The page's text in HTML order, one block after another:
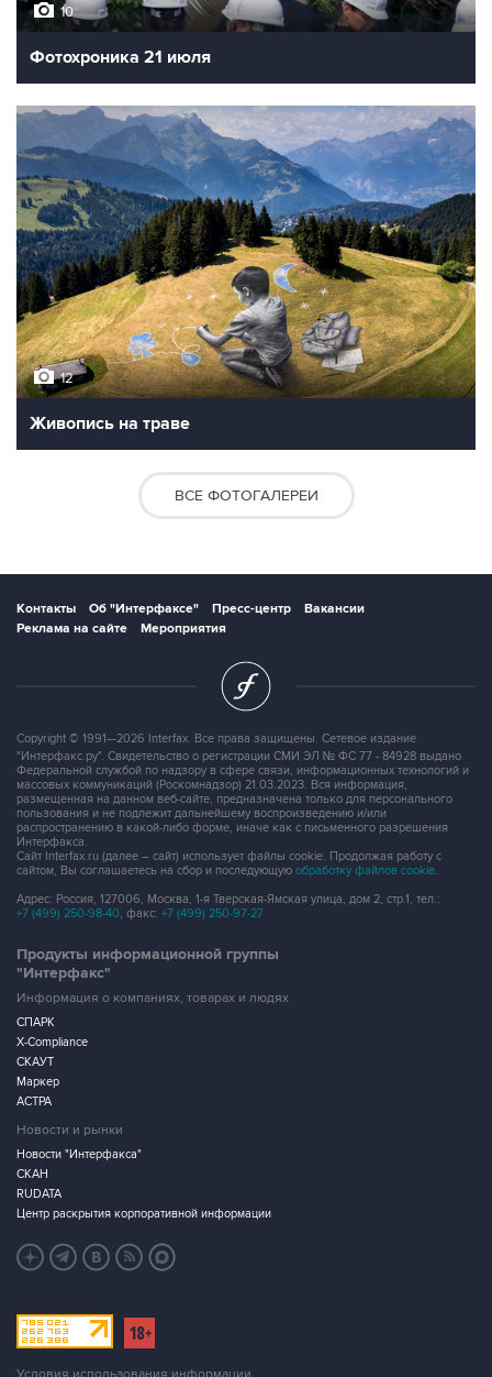
10
Фотохроника 21 июля
12
Живопись на траве
ВСЕ ФОТОГАЛЕРЕИ
Контакты Об "Интерфаксе" Пресс-центр
Вакансии
Реклама на сайте
Мероприятия
Copyright © 1991—2026 Interfax. Все права защищены. Сетевое издание
"Интерфакс.ру". Свидетельство о регистрации СМИ ЭЛ № ФС 77 - 84928 выдано
Федеральной службой по надзору в сфере связи, информационных технологий и
массовых коммуникаций (Роскомнадзор) 21.03.2023. Вся информация,
размещенная на данном веб-сайте, предназначена только для персонального
пользования и не подлежит дальнейшему воспроизведению и/или
распространению в какой-либо форме, иначе как с письменного разрешения
Интерфакса.
Сайт Interfax.ru (далее – сайт) использует файлы cookie. Продолжая работу с
сайтом, Вы соглашаетесь на сбор и последующую обработку файлов cookie.
Адрес: Россия, 127006, Москва, 1-я Тверская-Ямская улица, дом 2, стр.1, тел.:
+7 (499) 250-98-40, факс: +7 (499) 250-97-27
Продукты информационной группы
"Интерфакс"
Информация о компаниях, товарах и людях
СПАРК
X-Compliance
СКАУТ
Маркер
АСТРА
Новости и рынки
Новости "Интерфакса"
СКАН
RUDATA
Центр раскрытия корпоративной информации